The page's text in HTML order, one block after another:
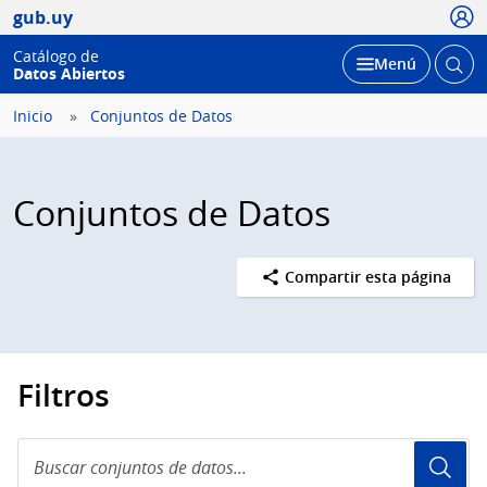
gub.uy
Catálogo de
Datos Abiertos
Desplegar
Menú Abrir
Inicio Conjuntos de Datos
Conjuntos de Datos
Compartir esta página
Filtros
conjuntos